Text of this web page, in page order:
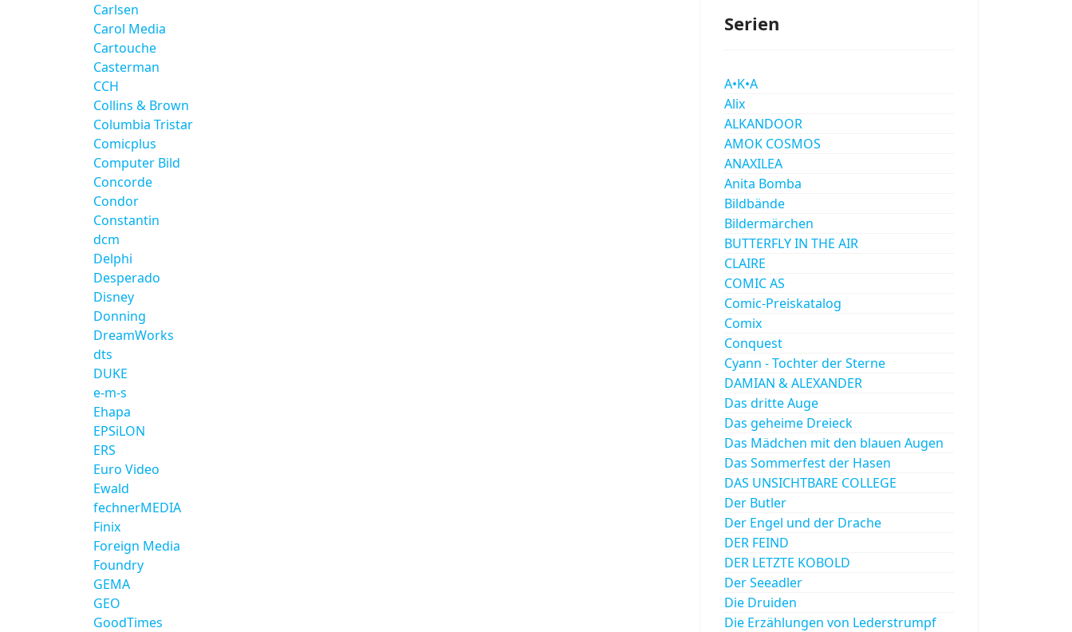
Carlsen
Carol Media
Cartouche
Casterman
CCH
Collins & Brown
Columbia Tristar
Comicplus
Computer Bild
Concorde
Condor
Constantin
dcm
Delphi
Desperado
Disney
Donning
DreamWorks
dts
DUKE
e-m-s
Ehapa
EPSiLON
ERS
Euro Video
Ewald
fechnerMEDIA
Finix
Foreign Media
Foundry
GEMA
GEO
GoodTimes
Serien
A•K•A
Alix
ALKANDOOR
AMOK COSMOS
ANAXILEA
Anita Bomba
Bildbände
Bildermärchen
BUTTERFLY IN THE AIR
CLAIRE
COMIC AS
Comic-Preiskatalog
Comix
Conquest
Cyann - Tochter der Sterne
DAMIAN & ALEXANDER
Das dritte Auge
Das geheime Dreieck
Das Mädchen mit den blauen Augen
Das Sommerfest der Hasen
DAS UNSICHTBARE COLLEGE
Der Butler
Der Engel und der Drache
DER FEIND
DER LETZTE KOBOLD
Der Seeadler
Die Druiden
Die Erzählungen von Lederstrumpf